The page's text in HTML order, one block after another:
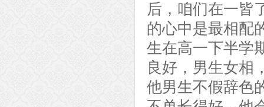
后，咱们在一皆
的心中是最相配
生在高一下半学
良好，男生女相
他男生不假辞色